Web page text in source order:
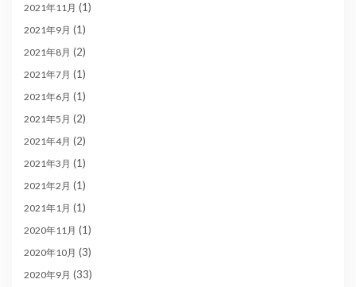
2021年11月 (1)
2021年9月 (1)
2021年8月 (2)
2021年7月 (1)
2021年6月 (1)
2021年5月 (2)
2021年4月 (2)
2021年3月 (1)
2021年2月 (1)
2021年1月 (1)
2020年11月 (1)
2020年10月 (3)
2020年9月 (33)